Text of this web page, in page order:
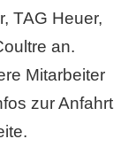
TAG Heuer,
an.
Mitarbeiter
zur Anfahrt